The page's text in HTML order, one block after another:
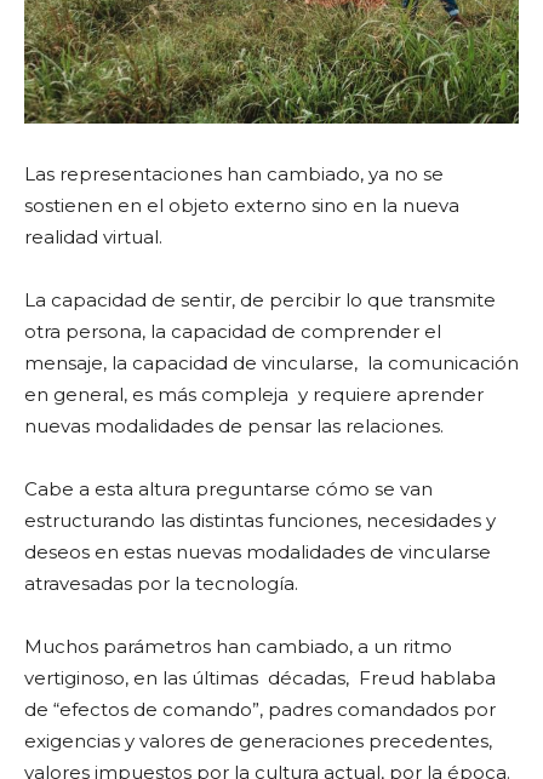
Las representaciones han cambiado, ya no se
sostienen en el objeto externo sino en la nueva
realidad virtual.
La capacidad de sentir, de percibir lo que transmite
otra persona, la capacidad de comprender el
mensaje, la capacidad de vincularse, la comunicación
en general, es más compleja y requiere aprender
nuevas modalidades de pensar las relaciones.
Cabe a esta altura preguntarse cómo se van
estructurando las distintas funciones, necesidades y
deseos en estas nuevas modalidades de vincularse
atravesadas por la tecnología.
Muchos parámetros han cambiado, a un ritmo
vertiginoso, en las últimas décadas, Freud hablaba
de “efectos de comando”, padres comandados por
exigencias y valores de generaciones precedentes,
valores impuestos por la cultura actual, por la época.